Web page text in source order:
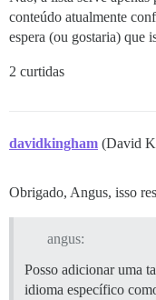
conteúdo atualmente
espera (ou gostaria) que
2 curtidas
davidkingham (David
Obrigado, Angus, isso
angus:
Posso adicionar uma
idioma específico